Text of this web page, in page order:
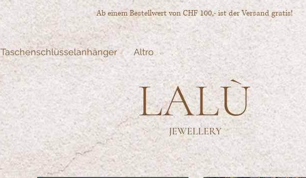
Ab einem Bestellwert von CHF 100,- ist der Versand gratis!
Taschenschlüsselanhänger Altro
LALÙ
JEWELLERY